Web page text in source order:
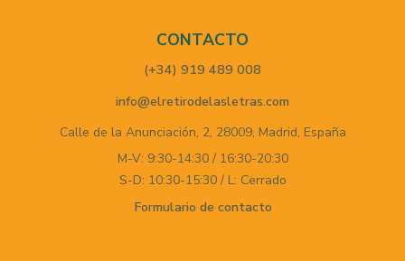
CONTACTO
(+34) 919 489 008
info@elretirodelasletras.com
Calle de la Anunciación, 2, 28009, Madrid, España
M-V: 9:30-14:30 / 16:30-20:30
S-D: 10:30-15:30 / L: Cerrado
Formulario de contacto